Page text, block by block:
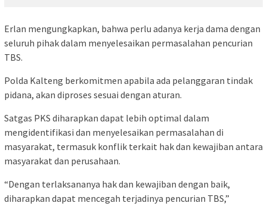
Erlan mengungkapkan, bahwa perlu adanya kerja dama dengan
seluruh pihak dalam menyelesaikan permasalahan pencurian
TBS.
Polda Kalteng berkomitmen apabila ada pelanggaran tindak
pidana, akan diproses sesuai dengan aturan.
Satgas PKS diharapkan dapat lebih optimal dalam
mengidentifikasi dan menyelesaikan permasalahan di
masyarakat, termasuk konflik terkait hak dan kewajiban antara
masyarakat dan perusahaan.
“Dengan terlaksananya hak dan kewajiban dengan baik,
diharapkan dapat mencegah terjadinya pencurian TBS,”